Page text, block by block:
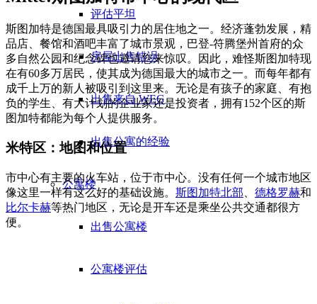
评估平坦
房屋出售错误
出售来自 WEG
出售公寓的经验
公寓楼
出售公寓楼
公寓楼评估
斯图加特是德国最具吸引力的居住地之一。经济蓬勃发展，精
品店、餐馆和酒吧丰富了城市景观，巴登-符腾堡州首府的众
多自然公园和纪念碑也邀请您来惊叹。因此，难怪斯图加特现
在有60多万居民，使其成为德国最大的城市之一。而每年都有
成千上万的新人被吸引到这里来。无论是有孩子的家庭、有抱
负的学生、有大计划的企业家还是投资者，拥有152个区的斯
图加特都能为每个人提供服务。
米特区：地图和位置
市中心有主要的火车站，位于市中心。没有任何一个城市地区
像这里一样有这么好的基础设施。 斯图加特北部 德格罗赫和
比尔卡赫等热门地区，无论是开车还是乘坐公共交通都很方
便。